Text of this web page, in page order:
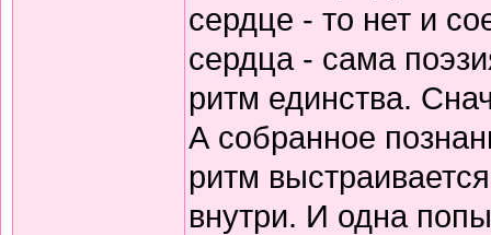
сердце - то нет и
сердца - сама
ритм единства.
А собранное
ритм
внутри. И одна